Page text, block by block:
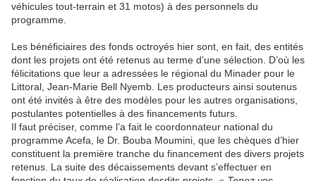
véhicules tout-terrain et 31 motos) à des personnels du
programme.
Les bénéficiaires des fonds octroyés hier sont, en fait, des entités
dont les projets ont été retenus au terme d’une sélection. D’où les
félicitations que leur a adressées le régional du Minader pour le
Littoral, Jean-Marie Bell Nyemb. Les producteurs ainsi soutenus
ont été invités à être des modèles pour les autres organisations,
postulantes potentielles à des financements futurs.
Il faut préciser, comme l’a fait le coordonnateur national du
programme Acefa, le Dr. Bouba Moumini, que les chèques d’hier
constituent la première tranche du financement des divers projets
retenus. La suite des décaissements devant s’effectuer en